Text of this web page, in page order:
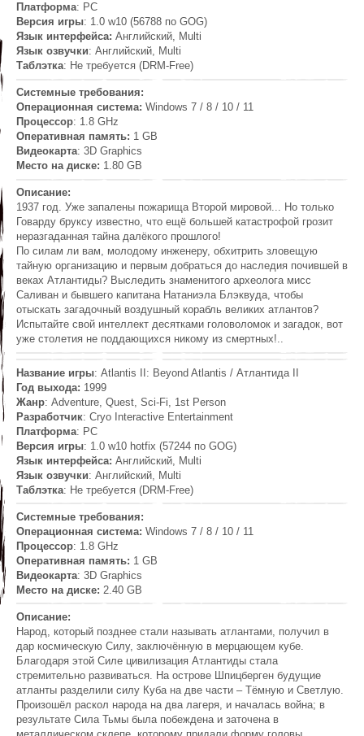
Платформа: PC
Версия игры: 1.0 w10 (56788 по GOG)
Язык интерфейса: Английский, Multi
Язык озвучки: Английский, Multi
Таблэтка: Не требуется (DRM-Free)
Системные требования:
Операционная система: Windows 7 / 8 / 10 / 11
Процессор: 1.8 GHz
Оперативная память: 1 GB
Видеокарта: 3D Graphics
Место на диске: 1.80 GB
Описание:
1937 год. Уже запалены пожарища Второй мировой... Но только
Говарду бруксу известно, что ещё большей катастрофой грозит
неразгаданная тайна далёкого прошлого!
По силам ли вам, молодому инженеру, обхитрить зловещую
тайную организацию и первым добраться до наследия почившей в
веках Атлантиды? Выследить знаменитого археолога мисс
Саливан и бывшего капитана Натаниэла Блэквуда, чтобы
отыскать загадочный воздушный корабль великих атлантов?
Испытайте свой интеллект десятками головоломок и загадок, вот
уже столетия не поддающихся никому из смертных!..
Название игры: Atlantis II: Beyond Atlantis / Атлантида II
Год выхода: 1999
Жанр: Adventure, Quest, Sci-Fi, 1st Person
Разработчик: Cryo Interactive Entertainment
Платформа: PC
Версия игры: 1.0 w10 hotfix (57244 по GOG)
Язык интерфейса: Английский, Multi
Язык озвучки: Английский, Multi
Таблэтка: Не требуется (DRM-Free)
Системные требования:
Операционная система: Windows 7 / 8 / 10 / 11
Процессор: 1.8 GHz
Оперативная память: 1 GB
Видеокарта: 3D Graphics
Место на диске: 2.40 GB
Описание:
Народ, который позднее стали называть атлантами, получил в
дар космическую Силу, заключённую в мерцающем кубе.
Благодаря этой Силе цивилизация Атлантиды стала
стремительно развиваться. На острове Шпицберген будущие
атланты разделили силу Куба на две части – Тёмную и Светлую.
Произошёл раскол народа на два лагеря, и началась война; в
результате Сила Тьмы была побеждена и заточена в